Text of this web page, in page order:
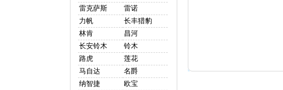
雷克萨斯
雷诺
力帆
长丰猎豹
林肯
昌河
长安铃木
铃木
路虎
莲花
马自达
名爵
纳智捷
欧宝